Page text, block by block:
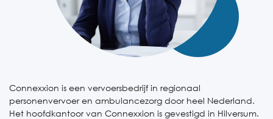
Connexxion is een vervoersbedrijf in regionaal
personenvervoer en ambulancezorg door heel Nederland.
Het hoofdkantoor van Connexxion is gevestigd in Hilversum.